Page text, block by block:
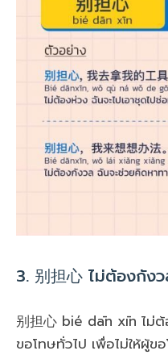
3. 别担心 ไม่ต้องกัง
别担心 bié dān xīn ไม่
ขอโทษทั่วไป เพื่อไม่ให้ผู้ข